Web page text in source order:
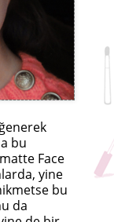
bu
Face
yine
bu
da